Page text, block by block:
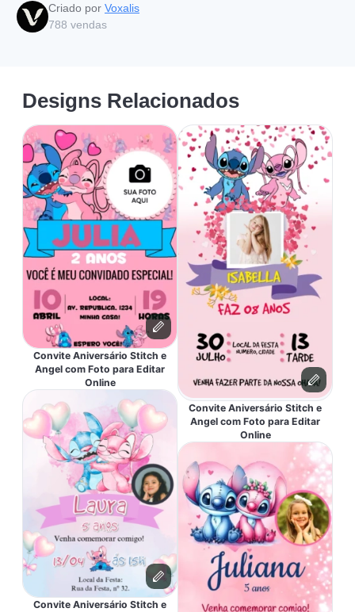
Criado por Voxalis
788 vendas
Designs Relacionados
Convite Aniversário Stitch e
Angel com Foto para Editar
Online
Convite Aniversário Stitch e
Convite Aniversário Stitch e
Angel com Foto para Editar
Online